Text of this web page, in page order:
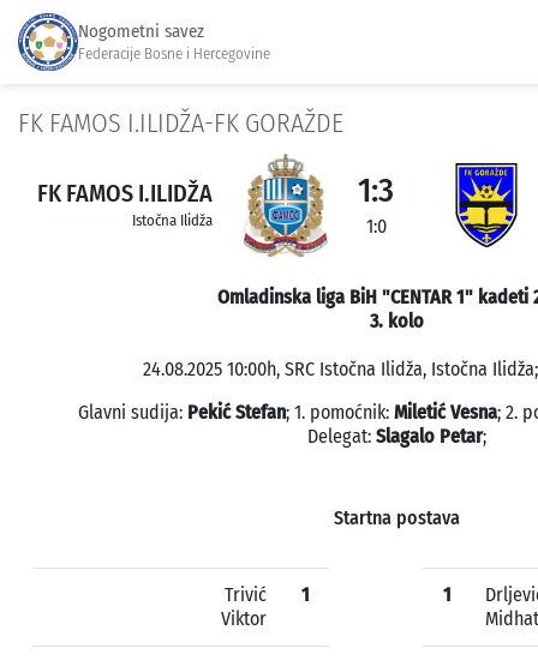
Nogometni savez
Federacije Bosne i Hercegovine
FK FAMOS I.ILIDŽA-FK GORAŽDE
FK FAMOS I.ILIDŽA
Istočna Ilidža
1:3
1:0
Omladinska liga BiH "CENTAR 1" kadeti
3. kolo
24.08.2025 10:00h, SRC Istočna Ilidža, Istočna
Glavni sudija: Pekić Stefan; 1. pomoćnik: Miletić Vesna; 2.
Delegat: Slagalo Petar;
Startna postava
Trivić
Viktor
1 1
Midhat